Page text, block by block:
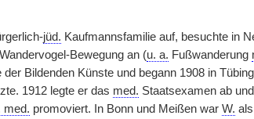
jüd. Kaufmannsfamilie auf, besuchte in
Bewegung an (u. a. Fußwanderung
der Bildenden Künste und begann 1908 in
1912 legte er das med. Staatsexamen ab
med. promoviert. In Bonn und Meißen war W.